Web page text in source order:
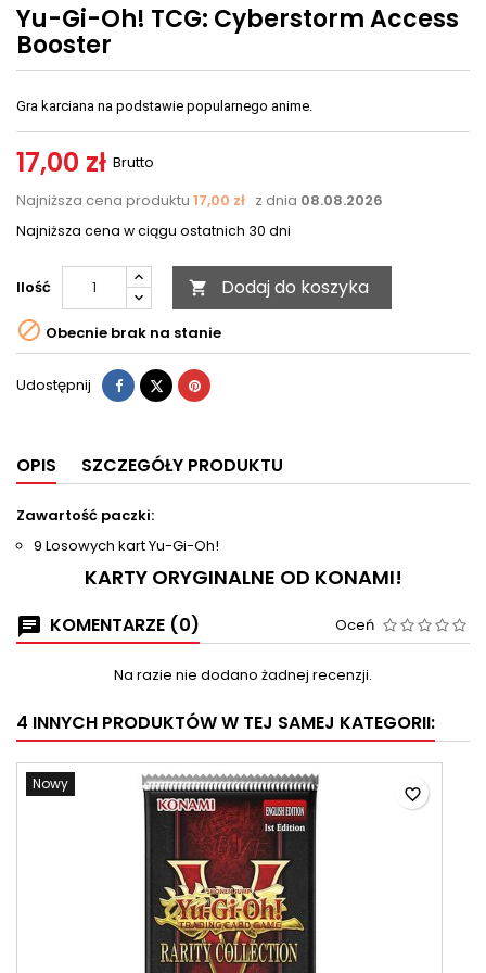
Yu-Gi-Oh! TCG: Cyberstorm Access
Booster
Gra karciana na podstawie popularnego anime.
17,00 zł Brutto
Najniższa cena produktu 17,00 zł z dnia 08.08.2026
Najniższa cena w ciągu ostatnich 30 dni
Ilość  Dodaj do koszyka
 Obecnie brak na stanie
Udostępnij Udostępnij
TweetujPinterest
OPIS SZCZEGÓŁY PRODUKTU
Zawartość paczki:
9 Losowych kart Yu-Gi-Oh!
KARTY ORYGINALNE OD KONAMI!
KOMENTARZE (0) Oceń
Na razie nie dodano żadnej recenzji.
4 INNYCH PRODUKTÓW W TEJ SAMEJ KATEGORII:
Nowy
favorite_border